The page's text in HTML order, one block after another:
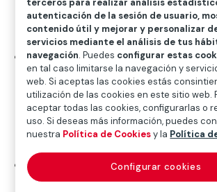
NUEVA EDICIÓN DE LOS PREMIOS
OCTUBRE
Desde su creación en 2022, 100
jugar han transformado más de
en 14 países de América Latina y
reemplazando suelos de tierra
de hormigón y beneficiando
Los resultados demuestran
significativas en salud, economía
autenticación de la sesión de usuario,
contenido útil y mejorar y personalizar
servicios mediante el análisis de tus
navegación. Puedes configurar estas
en tal caso limitarse la navegación y
web. Si aceptas las cookies estás
utilización de las cookies en este sitio web.
aceptar todas las cookies, configurarlas o
uso. Si deseas más información, puedes
nuestra Política de Cookiesy la Política
Configurar cookies